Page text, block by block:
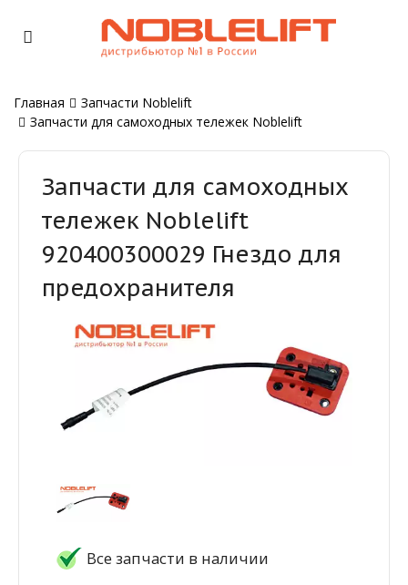
Главная
Запчасти Noblelift
Запчасти для самоходных тележек Noblelift
Запчасти для самоходных
тележек Noblelift
920400300029 Гнездо для
предохранителя
Все запчасти в наличии